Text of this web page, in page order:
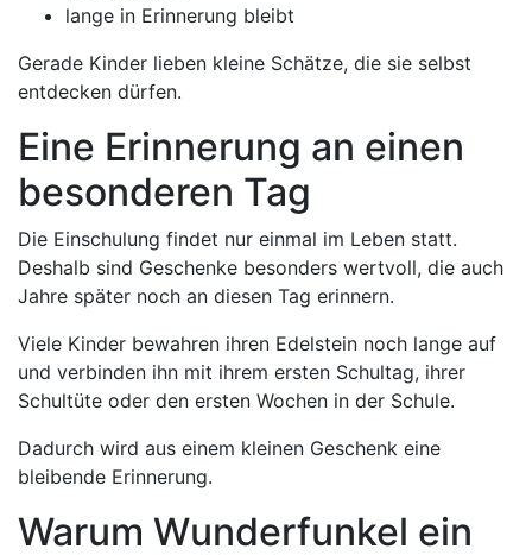
lange in Erinnerung bleibt
Gerade Kinder lieben kleine Schätze, die sie selbst
entdecken dürfen.
Eine Erinnerung an einen
besonderen Tag
Die Einschulung findet nur einmal im Leben statt.
Deshalb sind Geschenke besonders wertvoll, die auch
Jahre später noch an diesen Tag erinnern.
Viele Kinder bewahren ihren Edelstein noch lange auf
und verbinden ihn mit ihrem ersten Schultag, ihrer
Schultüte oder den ersten Wochen in der Schule.
Dadurch wird aus einem kleinen Geschenk eine
bleibende Erinnerung.
Warum Wunderfunkel ein